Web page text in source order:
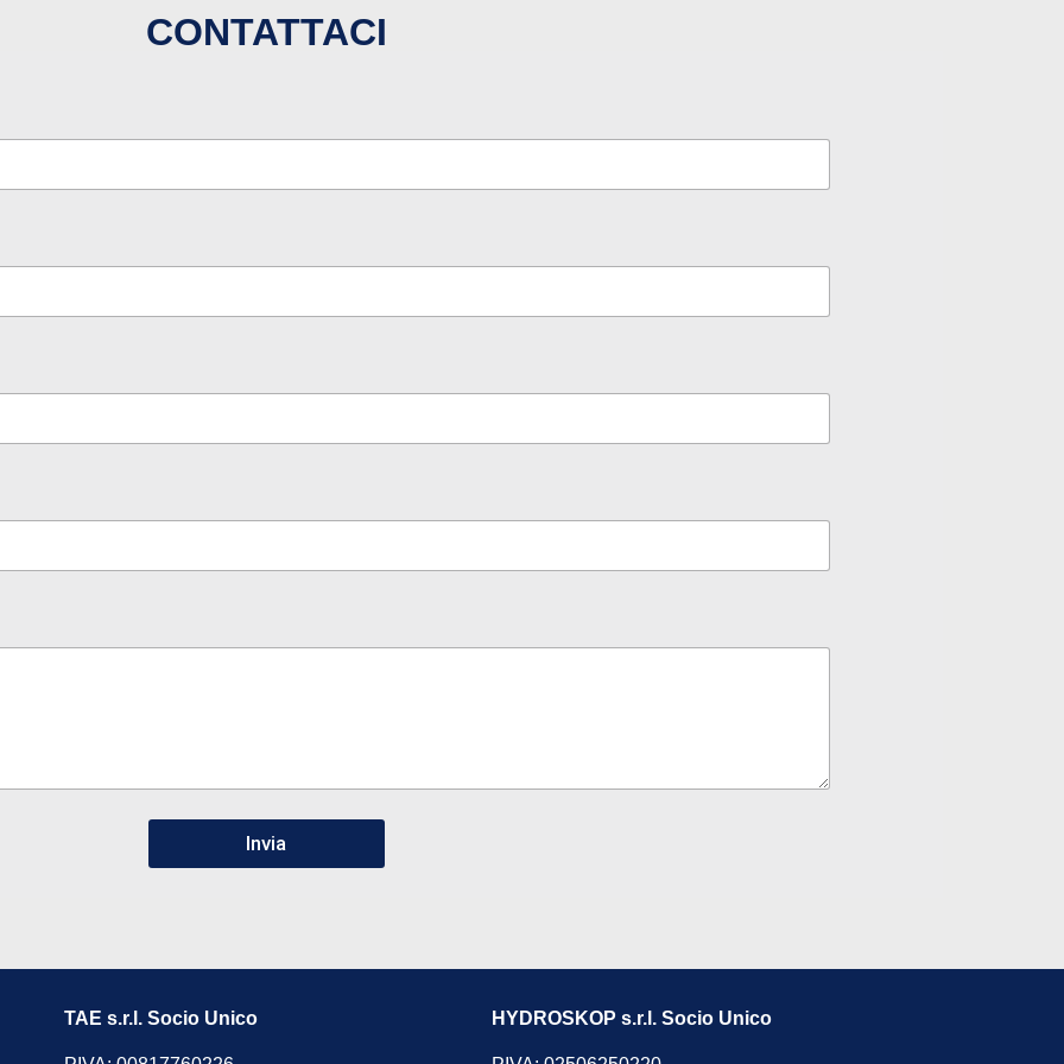
CONTATTACI
Invia
TAE s.r.l. Socio Unico HYDROSKOP s.r.l. Socio Unico